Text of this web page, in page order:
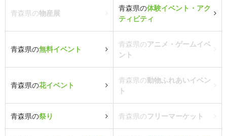
青森県の物産展
青森県の体験イベント・アク
ティビティ
青森県の無料イベント
青森県のアニメ・ゲームイベ
ント
青森県の花イベント
青森県の動物ふれあいイベン
ト
青森県の祭り 青森県のフリーマーケット